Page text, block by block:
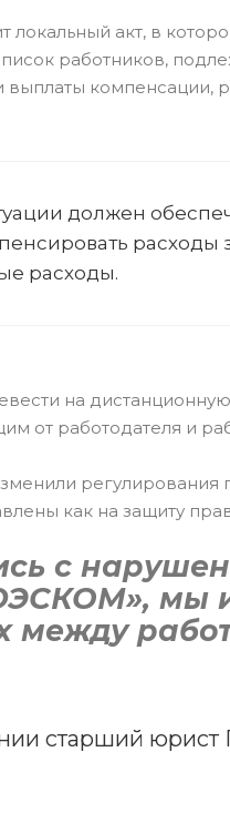
акт, в
работников,
компенсации,
должен
расходы
расходы.
на
от работодателя и
как на защиту
с
мы
между
старший юрист